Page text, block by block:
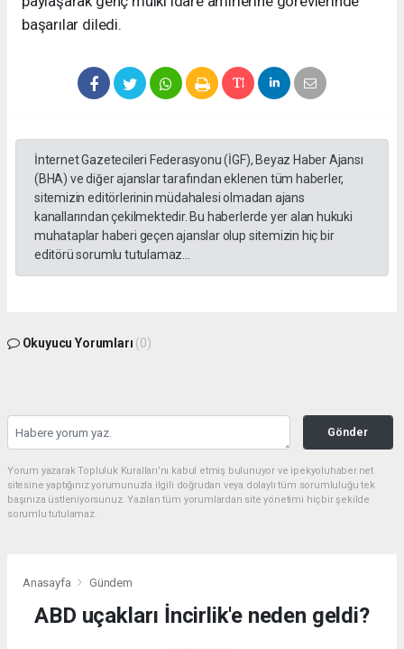
başarılar diledi.
İnternet Gazetecileri Federasyonu (İGF), Beyaz Haber Ajansı
(BHA) ve diğer ajanslar tarafından eklenen tüm haberler,
sitemizin editörlerinin müdahalesi olmadan ajans
kanallarından çekilmektedir. Bu haberlerde yer alan hukuki
muhataplar haberi geçen ajanslar olup sitemizin hiç bir
editörü sorumlu tutulamaz...
Okuyucu Yorumları (0)
Gönder
Yorum yazarak Topluluk Kuralları’nı kabul etmiş bulunuyor ve ipekyoluhaber.net
sitesine yaptığınız yorumunuzla ilgili doğrudan veya dolaylı tüm sorumluluğu tek
başınıza üstleniyorsunuz. Yazılan tüm yorumlardan site yönetimi hiçbir şekilde
sorumlu tutulamaz.
Anasayfa Gündem
ABD uçakları İncirlik'e neden geldi?